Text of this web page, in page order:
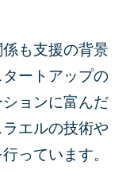
も支援の背景
ートアップの
ョンに富んだ
エルの技術や
っています。